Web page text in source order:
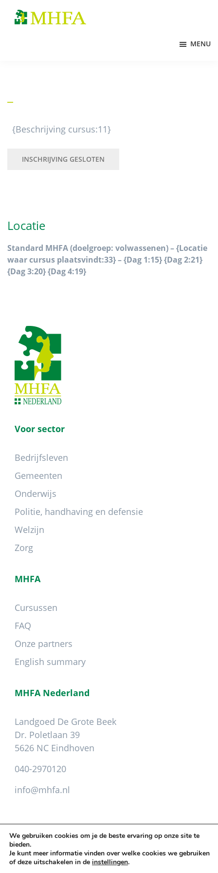
naar
naar
naar
MENU
{Beschrijving cursus:11}
INSCHRIJVING GESLOTEN
Locatie
Standard MHFA (doelgroep: volwassenen) – {Locatie
waar cursus plaatsvindt:33} – {Dag 1:15} {Dag 2:21}
{Dag 3:20} {Dag 4:19}
Footer
Voor sector
Bedrijfsleven
Gemeenten
Onderwijs
Politie, handhaving en defensie
Welzijn
Zorg
MHFA
Cursussen
FAQ
Onze partners
English summary
MHFA Nederland
Landgoed De Grote Beek
Dr. Poletlaan 39
5626 NC Eindhoven
040-2970120
info@mhfa.nl
Leveringsvoorwaarden.Privacy.Colofon
We gebruiken cookies om je de beste ervaring op onze site te
bieden.
Je kunt meer informatie vinden over welke cookies we gebruiken
of deze uitschakelen in de instellingen.